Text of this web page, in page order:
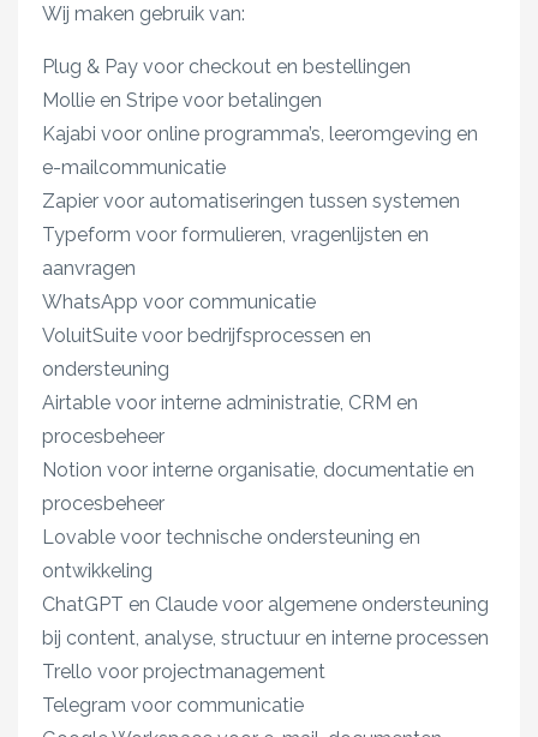
Wij maken gebruik van:
Plug & Pay voor checkout en bestellingen
Mollie en Stripe voor betalingen
Kajabi voor online programma’s, leeromgeving en
e-mailcommunicatie
Zapier voor automatiseringen tussen systemen
Typeform voor formulieren, vragenlijsten en
aanvragen
WhatsApp voor communicatie
VoluitSuite voor bedrijfsprocessen en
ondersteuning
Airtable voor interne administratie, CRM en
procesbeheer
Notion voor interne organisatie, documentatie en
procesbeheer
Lovable voor technische ondersteuning en
ontwikkeling
ChatGPT en Claude voor algemene ondersteuning
bij content, analyse, structuur en interne processen
Trello voor projectmanagement
Telegram voor communicatie